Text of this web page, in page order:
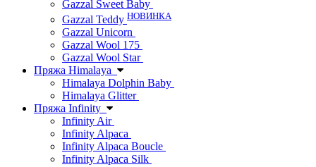
Gazzal Sweet Baby
Gazzal Teddy НОВИНКА
Gazzal Unicorn
Gazzal Wool 175
Gazzal Wool Star
Пряжа Himalaya
Himalaya Dolphin Baby
Himalaya Glitter
Пряжа Infinity
Infinity Air
Infinity Alpaca
Infinity Alpaca Boucle
Infinity Alpaca Silk